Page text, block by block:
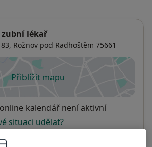
lékař
Rožnov pod Radhoštěm 75661
Přiblížit mapuse otevře v nové záložce
kalendář není aktivní
situaci udělat?